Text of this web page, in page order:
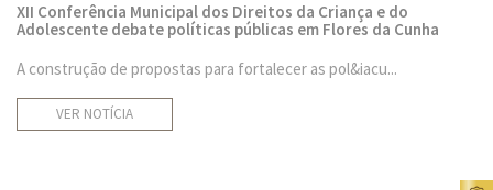
XII Conferência Municipal dos Direitos da Criança e do
Adolescente debate políticas públicas em Flores da Cunha
A construção de propostas para fortalecer as pol&iacu...
VER NOTÍCIA